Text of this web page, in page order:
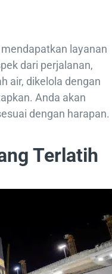
layanan
dari perjalanan,
air, dikelola dengan
Anda akan
dengan harapan.
Terlatih